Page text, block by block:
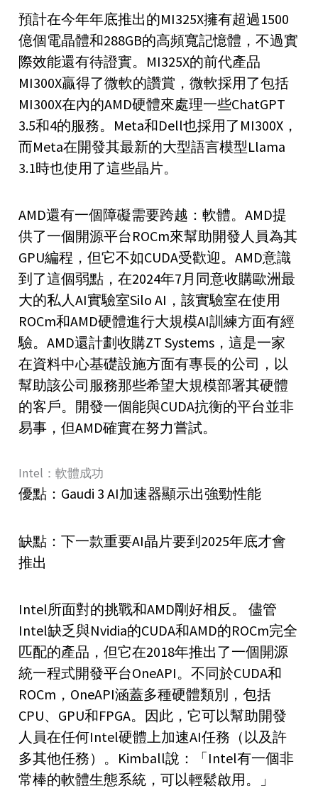
預計在今年年底推出的MI325X擁有超過1500
億個電晶體和288GB的高頻寬記憶體，不過實
際效能還有待證實。MI325X的前代產品
MI300X贏得了微軟的讚賞，微軟採用了包括
MI300X在內的AMD硬體來處理一些ChatGPT
3.5和4的服務。Meta和Dell也採用了MI300X，
而Meta在開發其最新的大型語言模型Llama
3.1時也使用了這些晶片。
AMD還有一個障礙需要跨越：軟體。AMD提
供了一個開源平台ROCm來幫助開發人員為其
GPU編程，但它不如CUDA受歡迎。AMD意識
到了這個弱點，在2024年7月同意收購歐洲最
大的私人AI實驗室Silo AI，該實驗室在使用
ROCm和AMD硬體進行大規模AI訓練方面有經
驗。AMD還計劃收購ZT Systems，這是一家
在資料中心基礎設施方面有專長的公司，以
幫助該公司服務那些希望大規模部署其硬體
的客戶。開發一個能與CUDA抗衡的平台並非
易事，但AMD確實在努力嘗試。
Intel：軟體成功
優點：Gaudi 3 AI加速器顯示出強勁性能
缺點：下一款重要AI晶片要到2025年底才會
推出
Intel所面對的挑戰和AMD剛好相反。 儘管
Intel缺乏與Nvidia的CUDA和AMD的ROCm完全
匹配的產品，但它在2018年推出了一個開源
統一程式開發平台OneAPI。不同於CUDA和
ROCm，OneAPI涵蓋多種硬體類別，包括
CPU、GPU和FPGA。因此，它可以幫助開發
人員在任何Intel硬體上加速AI任務（以及許
多其他任務）。Kimball說：「Intel有一個非
常棒的軟體生態系統，可以輕鬆啟用。」